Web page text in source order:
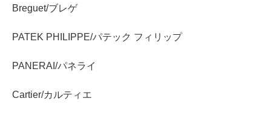
Breguet/ブレゲ
PATEK PHILIPPE/パテック フィリップ
PANERAI/パネライ
Cartier/カルティエ